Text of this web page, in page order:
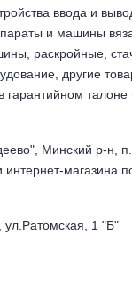
ввода и
и машины
раскройные,
другие
Минский р-н,
интернет-магазина
ул.Ратомская, 1 "Б"